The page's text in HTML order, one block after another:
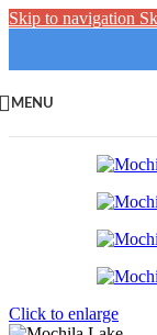
Skip to navigation
MENU
Click to enlarge